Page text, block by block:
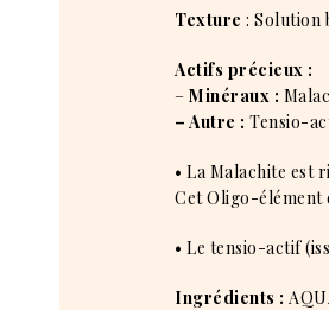
Texture : Solution
Actifs précieux :
– Minéraux :
– Autre : Tensio-
• La Malachite est
Cet Oligo-élément
• Le tensio-actif
Ingrédients :